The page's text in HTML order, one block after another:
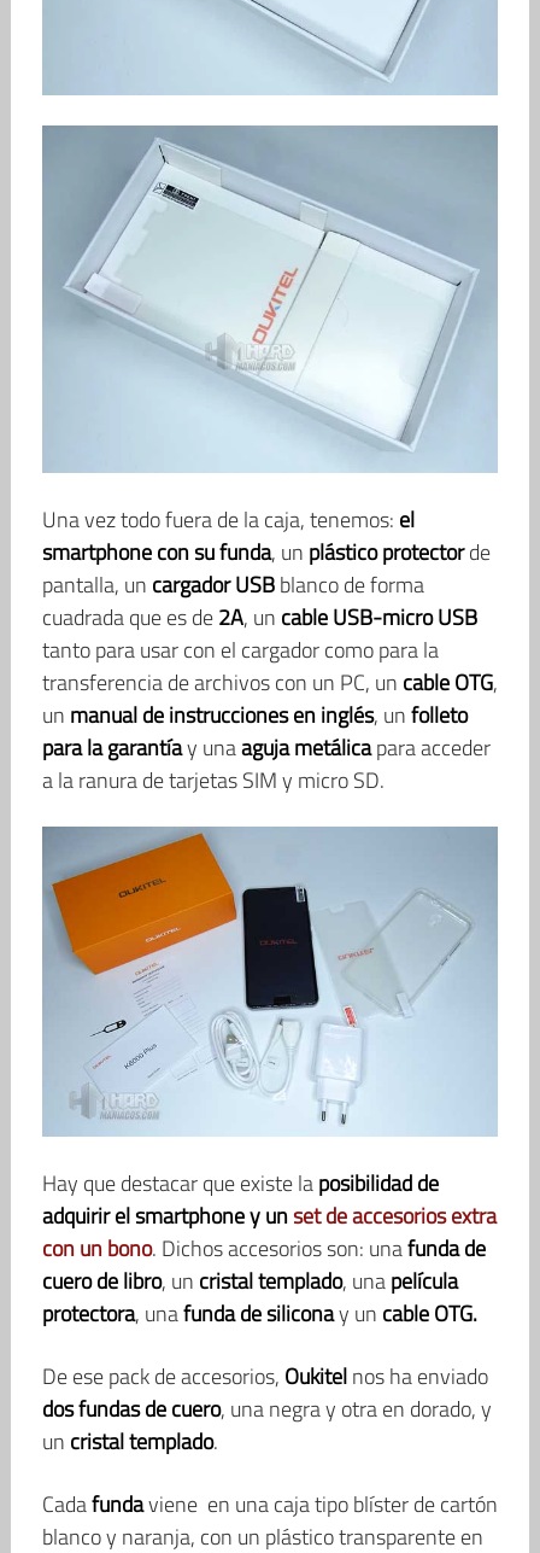
Una vez todo fuera de la caja, tenemos: el
smartphone con su funda, un plástico protectorde
pantalla, un cargador USBblanco de forma
cuadrada que es de2A, un cable USB-micro USB
tanto para usar con el cargador como para la
transferencia de archivos con un PC, un cable OTG,
un manual de instrucciones en inglés, unfolleto
para la garantíay unaaguja metálicapara acceder
a la ranura de tarjetas SIM y micro SD.
Hay que destacar que existe laposibilidad de
adquirir el smartphone y unset de accesorios extra
con un bono. Dichos accesorios son: unafunda de
cuero de libro, un cristal templado, unapelícula
protectora, unafunda de siliconay un cable OTG.
De ese pack de accesorios, Oukitelnos ha enviado
dos fundas de cuero, una negra y otra en dorado, y
un cristal templado.
Cadafundaviene en una caja tipo blíster de cartón
blanco y naranja, con un plástico transparente en